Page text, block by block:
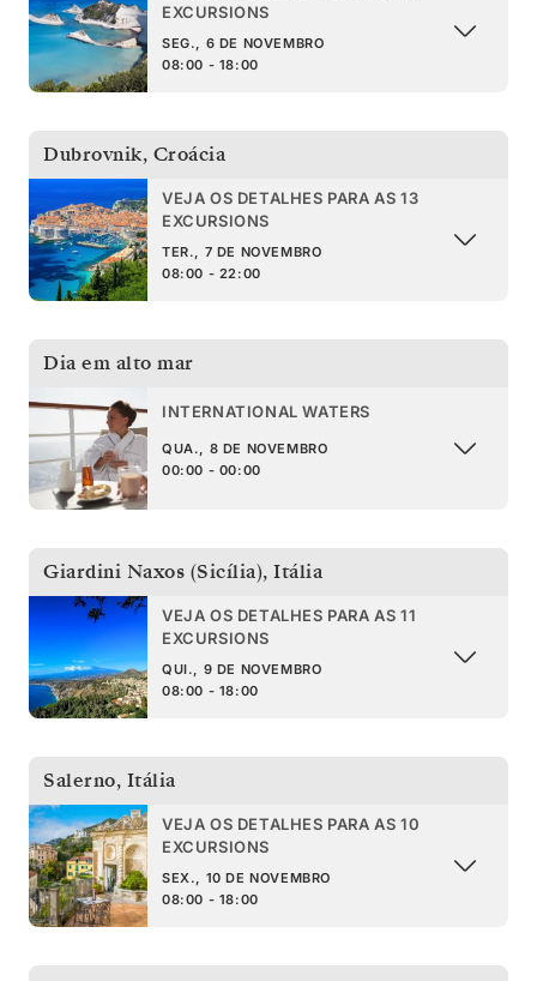
EXCURSIONS
SEG., 6 DE NOVEMBRO
08:00 - 18:00
Dubrovnik, Croácia
VEJA OS DETALHES PARA AS 13
EXCURSIONS
TER., 7 DE NOVEMBRO
08:00 - 22:00
Dia em alto mar
INTERNATIONAL WATERS
QUA., 8 DE NOVEMBRO
00:00 - 00:00
Giardini Naxos (Sicília), Itália
VEJA OS DETALHES PARA AS 11
EXCURSIONS
QUI., 9 DE NOVEMBRO
08:00 - 18:00
Salerno, Itália
VEJA OS DETALHES PARA AS 10
EXCURSIONS
SEX., 10 DE NOVEMBRO
08:00 - 18:00